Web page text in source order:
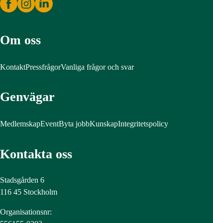
Om oss
KontaktPressfrågorVanliga frågor och svar
Genvägar
MedlemskapEventByta jobbKunskapIntegritetspolicy
Kontakta oss
Stadsgården 6
116 45 Stockholm
Organisationsnr: